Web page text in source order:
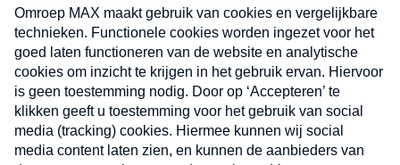
CONTACT
Volg ons op